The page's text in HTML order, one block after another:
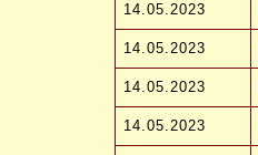
14.05.2023
14.05.2023
14.05.2023
14.05.2023